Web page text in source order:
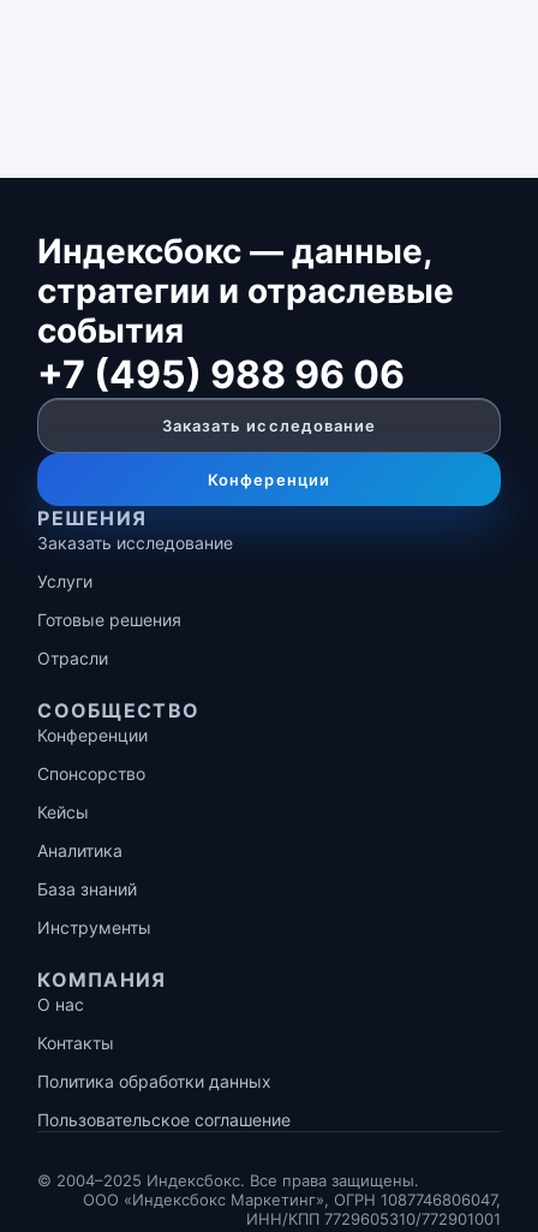
Индексбокс — данные,
стратегии и отраслевые
события
+7 (495) 988 96 06
Заказать исследование
Конференции
РЕШЕНИЯ
Заказать исследование
Услуги
Готовые решения
Отрасли
СООБЩЕСТВО
Конференции
Спонсорство
Кейсы
Аналитика
База знаний
Инструменты
КОМПАНИЯ
О нас
Контакты
Политика обработки данных
Пользовательское соглашение
© 2004–2025 Индексбокс. Все права защищены.
ООО «Индексбокс Маркетинг», ОГРН 1087746806047,
ИНН/КПП 7729605310/772901001